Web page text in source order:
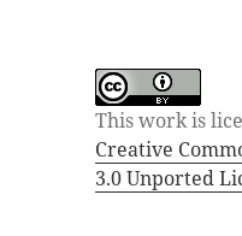
This work is
Creative
3.0 Unported